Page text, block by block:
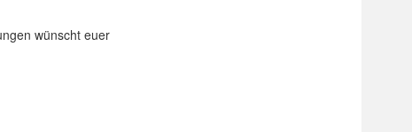
wünscht euer